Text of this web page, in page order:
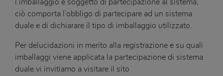
l’imballaggio è soggetto di partecipazione al sistema,
ciò comporta l’obbligo di partecipare ad un sistema
duale e di dichiarare il tipo di imballaggio utilizzato.
Per delucidazioni in merito alla registrazione e su quali
imballaggi viene applicata la partecipazione di sistema
duale vi invitiamo a visitare il sito